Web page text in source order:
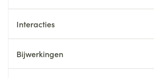
Interacties
Bijwerkingen